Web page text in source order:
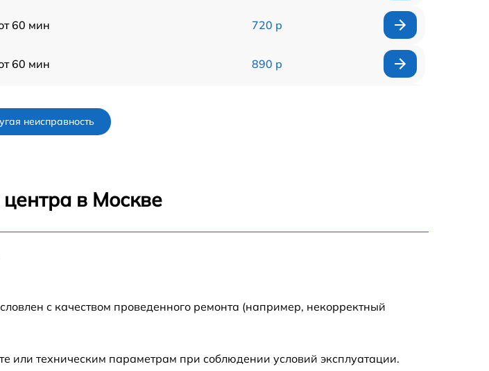
60 мин 720 р
60 мин 890 р
неисправность
центра в Москве
с качеством проведенного ремонта (например, некорректный
техническим параметрам при соблюдении условий эксплуатации.